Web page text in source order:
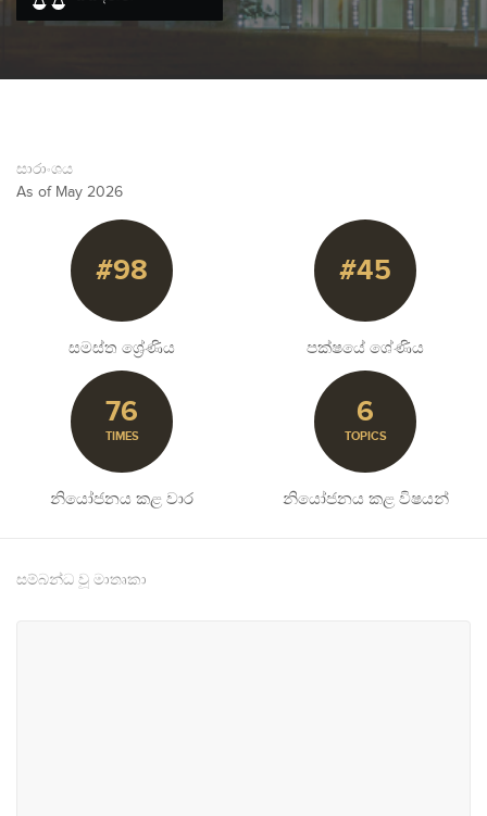
සාරාංශය
As of May 2026
#98
සමස්ත ශ්‍රේණිය
#45
පක්ෂයේ ශේණිය
76
TIMES
නියෝජනය කළ වාර
6
TOPICS
නියෝජනය කළ විෂයන්
සම්බන්ධ වූ මාතෘකා